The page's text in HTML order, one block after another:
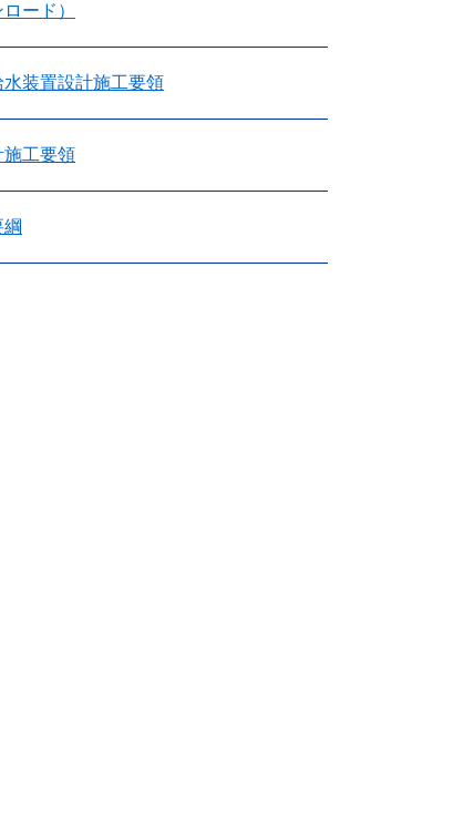
ード）
装置設計施工要領
施工要領